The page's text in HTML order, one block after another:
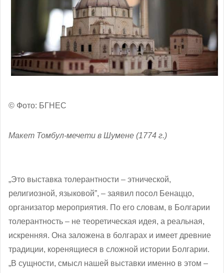
© Фото: БГНЕС
Макет Томбул-мечети в Шумене (1774 г.)
„Это выставка толерантности – этнической,
религиозной, языковой”, – заявил посол Бенаццо,
организатор мероприятия. По его словам, в Болгарии
толерантность – не теоретическая идея, а реальная,
искренняя. Она заложена в болгарах и имеет древние
традиции, коренящиеся в сложной истории Болгарии.
„В сущности, смысл нашей выставки именно в этом –